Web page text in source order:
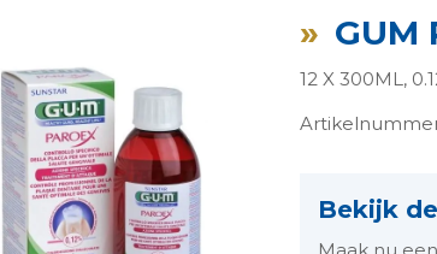
GUM
12 X 300ML,
Bekijk
Maak nu